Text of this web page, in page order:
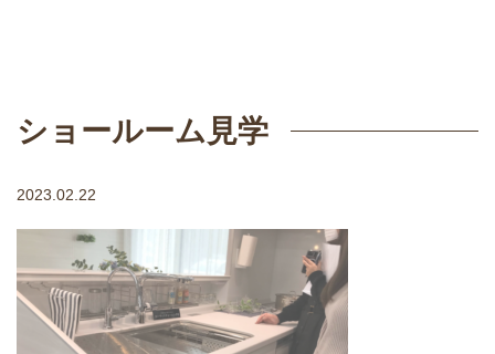
ショールーム見学
2023.02.22